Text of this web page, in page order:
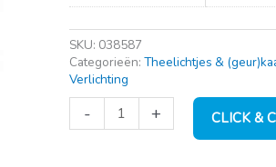
SKU: 038587
Categorieën: Theelichtjes &
Verlichting
-
Tuinkaars
+ CLICK &